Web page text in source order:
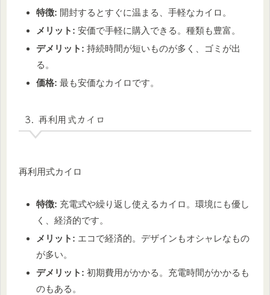
特徴: 開封するとすぐに温まる、手軽なカイロ。
メリット: 安価で手軽に購入できる。種類も豊富。
デメリット: 持続時間が短いものが多く、ゴミが出
る。
価格: 最も安価なカイロです。
3. 再利用式カイロ
再利用式カイロ
特徴: 充電式や繰り返し使えるカイロ。環境にも優し
く、経済的です。
メリット: エコで経済的。デザインもオシャレなもの
が多い。
デメリット: 初期費用がかかる。充電時間がかかるも
のもある。